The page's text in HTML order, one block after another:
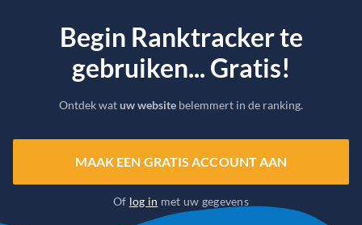
Begin Ranktracker te
gebruiken... Gratis!
Ontdek watuw website belemmert in de ranking.
MAAK EEN GRATIS ACCOUNT AAN
Of log in met uw gegevens